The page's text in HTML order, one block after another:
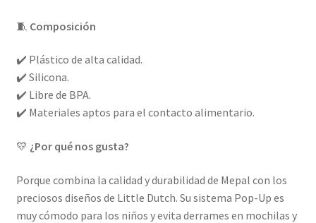
🧵 Composición
✔️ Plástico de alta calidad.
✔️ Silicona.
✔️ Libre de BPA.
✔️ Materiales aptos para el contacto alimentario.
💛 ¿Por qué nos gusta?
Porque combina la calidad y durabilidad de Mepal con los
preciosos diseños de Little Dutch. Su sistema Pop-Up es
muy cómodo para los niños y evita derrames en mochilas y